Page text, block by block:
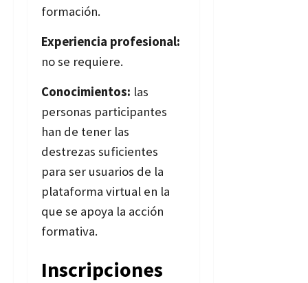
formación.
Experiencia profesional:
no se requiere.
Conocimientos: las
personas participantes
han de tener las
destrezas suficientes
para ser usuarios de la
plataforma virtual en la
que se apoya la acción
formativa.
Inscripciones